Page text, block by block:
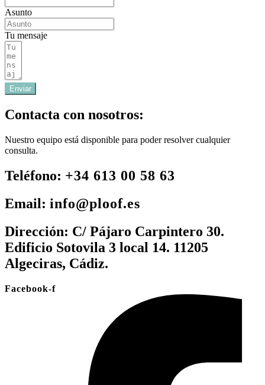
Asunto
Tu mensaje
Enviar
Contacta con nosotros:
Nuestro equipo está disponible para poder resolver cualquier
consulta.
Teléfono: +34 613 00 58 63
Email: info@ploof.es
Dirección: C/ Pájaro Carpintero 30.
Edificio Sotovila 3 local 14. 11205
Algeciras, Cádiz.
Facebook-f